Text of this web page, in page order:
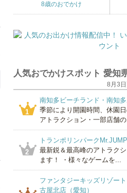
8歳のおでかけ
人気おでかけスポット 愛知
8月3
1
南知多ビーチランド・南知多
季節により開園時間、休園
アトラクション・一部店舗
2
トランポリンパーク
最新鋭＆最高峰のアトラク
ます！ ・様々なゲームを...
ファンタジーキッズリゾー
古屋北店（愛知）